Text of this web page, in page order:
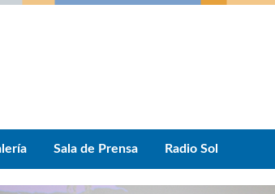
Sala de Prensa Radio Sol